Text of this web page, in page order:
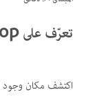
تعرّف على Photoshop على جهاز iPad
اكتشف مكان وجود